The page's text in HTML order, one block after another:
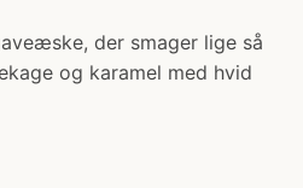
der smager lige så
og karamel med hvid